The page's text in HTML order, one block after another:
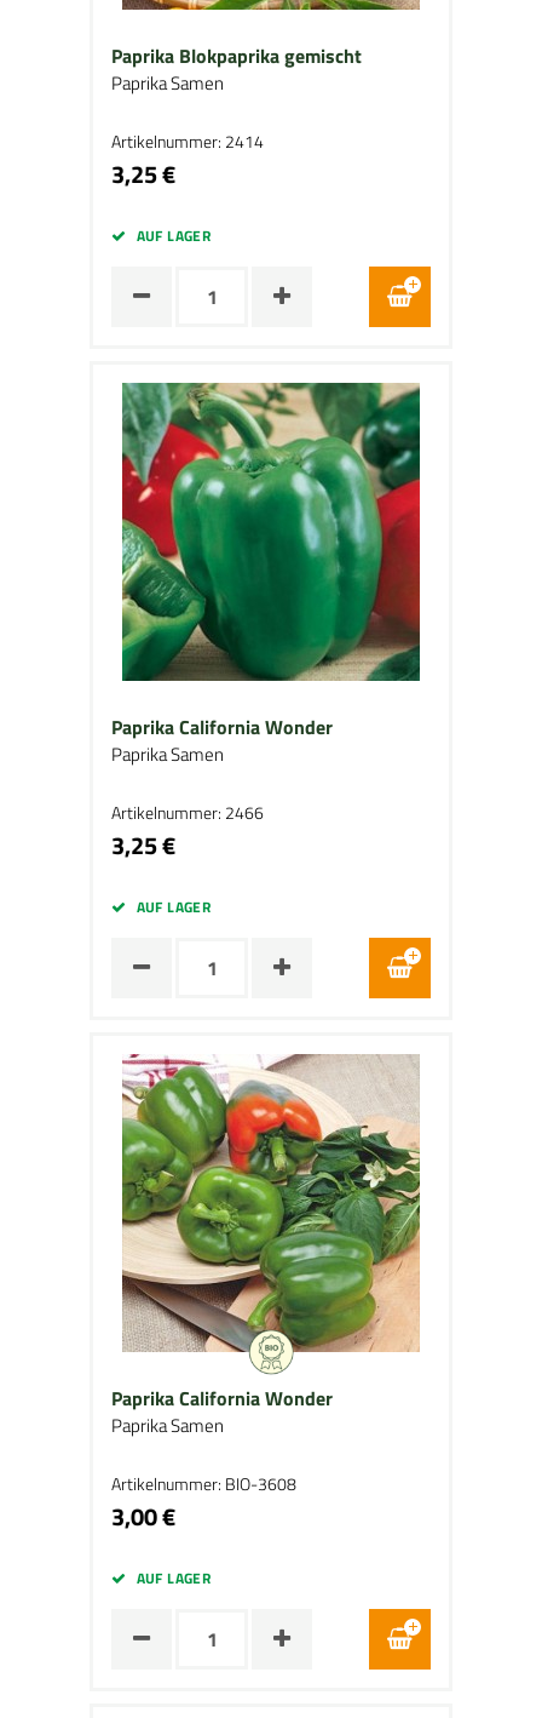
Paprika Blokpaprika gemischt
Paprika Samen
Artikelnummer: 2414
3,25 €
AUF LAGER
Paprika California Wonder
Paprika Samen
Artikelnummer: 2466
3,25 €
AUF LAGER
Paprika California Wonder
Paprika Samen
Artikelnummer: BIO-3608
3,00 €
AUF LAGER